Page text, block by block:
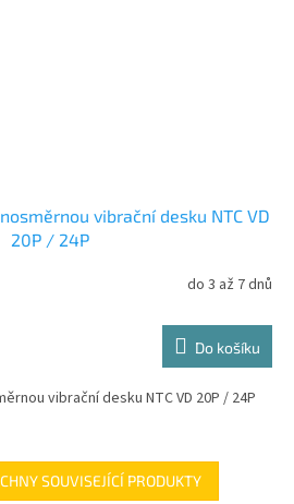
vibrační desku NTC VD
20P / 24P
do 3 až 7 dnů
Do košíku
vibrační desku NTC VD 20P / 24P
SOUVISEJÍCÍ PRODUKTY